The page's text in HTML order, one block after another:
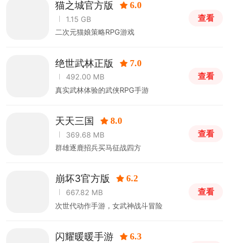
猫之城官方版 6.0
1.15 GB
二次元猫娘策略RPG游戏
查看
绝世武林正版 7.0
492.00 MB
真实武林体验的武侠RPG手游
查看
天天三国 8.0
369.68 MB
群雄逐鹿招兵买马征战四方
查看
崩坏3官方版 6.2
667.82 MB
次世代动作手游，女武神战斗冒险
查看
闪耀暖暖手游 6.3